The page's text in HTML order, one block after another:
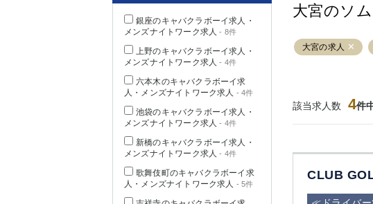
大宮のソ
大宮の求人
該当求人数 4件
CLUB
銀座のキャバクラボーイ求人・
メンズナイトワーク求人 - 8件
上野のキャバクラボーイ求人・
メンズナイトワーク求人 - 4件
六本木のキャバクラボーイ求
人・メンズナイトワーク求人 - 4件
池袋のキャバクラボーイ求人・
メンズナイトワーク求人 - 4件
新橋のキャバクラボーイ求人・
メンズナイトワーク求人 - 4件
歌舞伎町のキャバクラボーイ求
人・メンズナイトワーク求人 - 5件
立川
大山
ひばり
の好立